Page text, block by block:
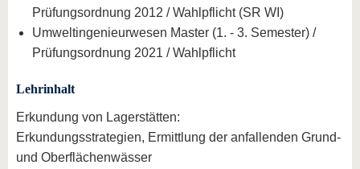
Prüfungsordnung 2012 / Wahlpflicht (SR WI)
Umweltingenieurwesen Master (1. - 3. Semester) /
Prüfungsordnung 2021 / Wahlpflicht
Lehrinhalt
Erkundung von Lagerstätten:
Erkundungsstrategien, Ermittlung der anfallenden Grund-
und Oberflächenwässer